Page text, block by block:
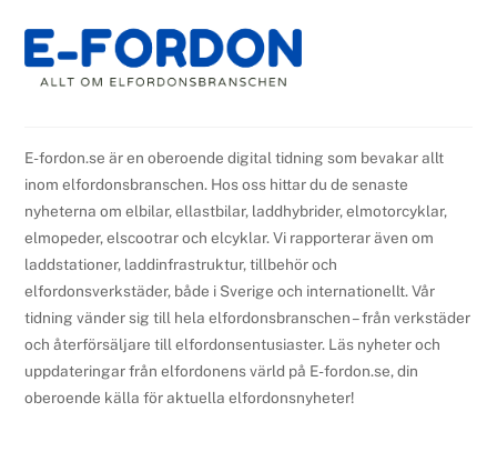
Top
E-fordon.se är en oberoende digital tidning som bevakar allt
inom elfordonsbranschen. Hos oss hittar du de senaste
nyheterna om elbilar, ellastbilar, laddhybrider, elmotorcyklar,
elmopeder, elscootrar och elcyklar. Vi rapporterar även om
laddstationer, laddinfrastruktur, tillbehör och
elfordonsverkstäder, både i Sverige och internationellt. Vår
tidning vänder sig till hela elfordonsbranschen – från verkstäder
och återförsäljare till elfordonsentusiaster. Läs nyheter och
uppdateringar från elfordonens värld på E-fordon.se, din
oberoende källa för aktuella elfordonsnyheter!